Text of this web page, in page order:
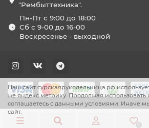
Наш сайт сурскаярукодельница.рф
же яндекс метрику. Продолжая использовать
соглашаетесь с данными условиями. Иначе
сайт.
"Рембыттехника".
Пн-Пт с 9:00 до 18:00
Сб с 9-00 до 16-00
Воскресенье - выходной